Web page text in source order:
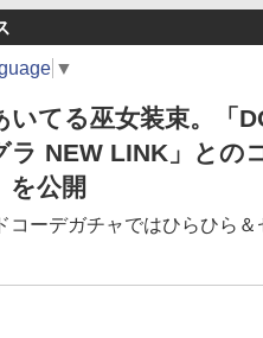
▼
いてる巫女装束。「
ラ NEW LINK」との
を公開
コーデガチャではひらひら